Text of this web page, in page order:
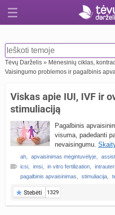
Tėvų Darželis » Mėnesinių ciklas,
Vaisingumo problemos ir pagalbinis
Viskas apie IUI, IVF ir
stimuliaciją
Pagalbinis
visuma, padedanti
nevaisingumu.
ah apvaisinimas mėgintuvėlyje
icsi
imsi in vitro fertilization
pagalbinis apvaisinimas
stimuliacija
Stebėti 1329